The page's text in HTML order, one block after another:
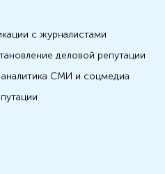
с журналистами
деловой репутации
СМИ и соцмедиа